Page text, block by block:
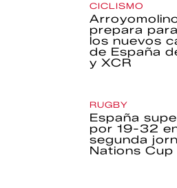
CICLISMO
prepara
los nuevos
de España
y XCR
RUGBY
España
por 19-32
segunda
Nations Cup